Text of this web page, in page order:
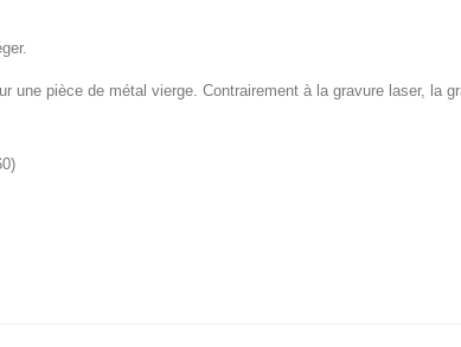
une pièce de métal vierge. Contrairement à la gravure laser, la